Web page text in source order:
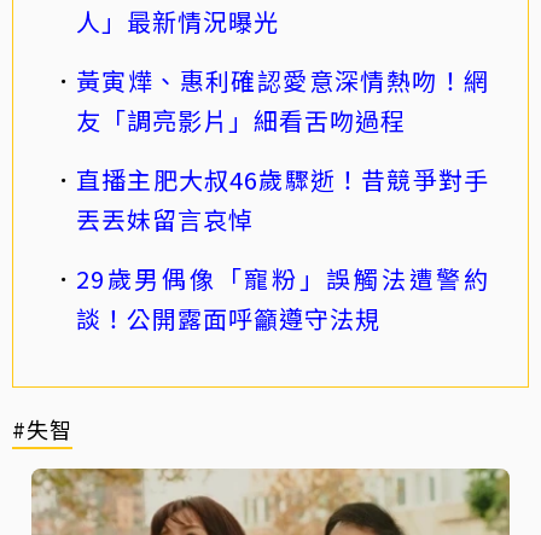
人」最新情況曝光
黃寅燁、惠利確認愛意深情熱吻！網
友「調亮影片」細看舌吻過程
直播主肥大叔46歲驟逝！昔競爭對手
丟丟妹留言哀悼
29歲男偶像「寵粉」誤觸法遭警約
談！公開露面呼籲遵守法規
#失智